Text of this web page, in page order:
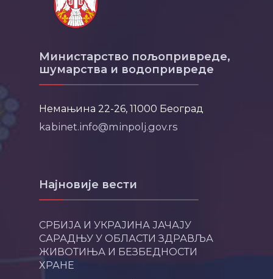
Министарство пољопривреде,
шумарства и водопривреде
Немањина 22-26, 11000 Београд
kabinet.info@minpolj.gov.rs
Најновије вести
СРБИЈА И УКРАЈИНА ЈАЧАЈУ
САРАДЊУ У ОБЛАСТИ ЗДРАВЉА
ЖИВОТИЊА И БЕЗБЕДНОСТИ
ХРАНЕ